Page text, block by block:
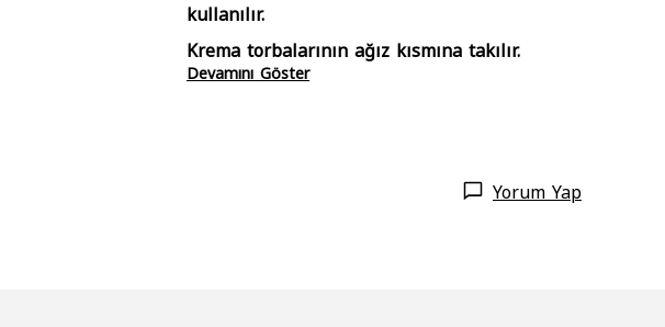
kullanılır.
Krema torbalarının ağız kısmına takılır.
Devamını Göster
Yorum Yap